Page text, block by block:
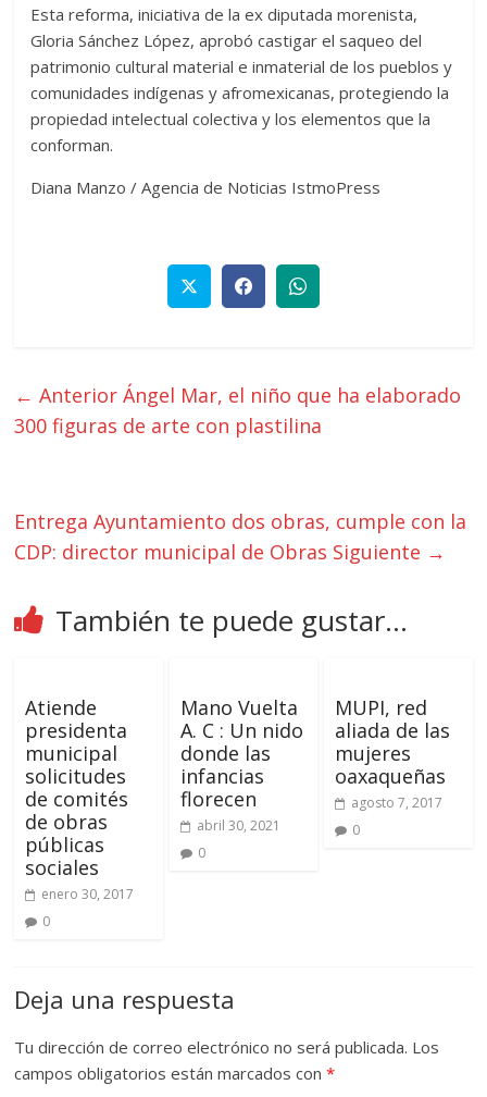
Esta reforma, iniciativa de la ex diputada morenista,
Gloria Sánchez López, aprobó castigar el saqueo del
patrimonio cultural material e inmaterial de los pueblos y
comunidades indígenas y afromexicanas, protegiendo la
propiedad intelectual colectiva y los elementos que la
conforman.
Diana Manzo / Agencia de Noticias IstmoPress
← Anterior Ángel Mar, el niño que ha elaborado
300 figuras de arte con plastilina
Entrega Ayuntamiento dos obras, cumple con la
CDP: director municipal de Obras Siguiente →
También te puede gustar...
Atiende
presidenta
municipal
solicitudes
de comités
de obras
públicas
sociales
enero 30, 2017
0
Mano Vuelta
A. C : Un nido
donde las
infancias
florecen
abril 30, 2021
0
MUPI, red
aliada de las
mujeres
oaxaqueñas
agosto 7, 2017
0
Deja una respuesta
Tu dirección de correo electrónico no será publicada. Los
campos obligatorios están marcados con*